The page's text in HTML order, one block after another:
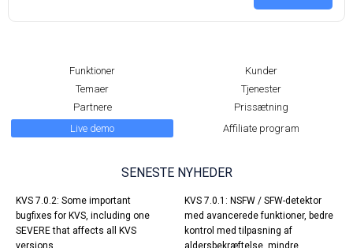
Funktioner
Kunder
Temaer
Tjenester
Partnere
Prissætning
Live demo
Affiliate program
SENESTE NYHEDER
KVS 7.0.2: Some important
bugfixes for KVS, including one
SEVERE that affects all KVS
versions.
KVS 7.0.1: NSFW / SFW-detektor
med avancerede funktioner, bedre
kontrol med tilpasning af
aldersbekræftelse, mindre